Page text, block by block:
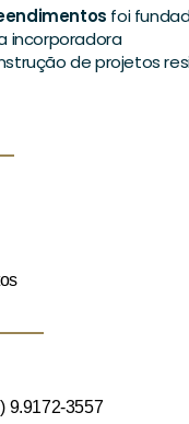
foi
incorporadora
de projetos
9.9172-3557